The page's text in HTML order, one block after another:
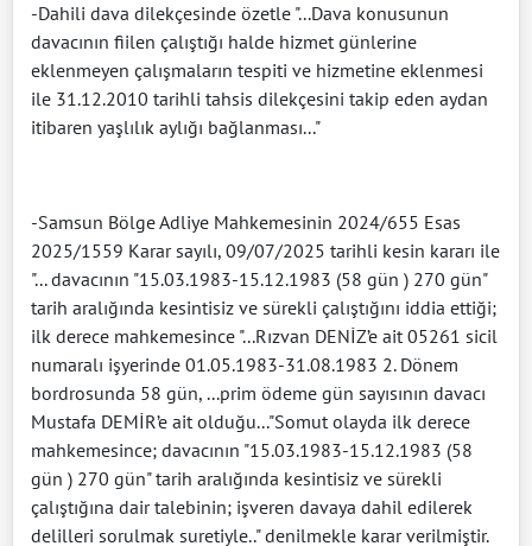
-Dahili dava dilekçesinde özetle "...Dava konusunun
davacının fiilen çalıştığı halde hizmet günlerine
eklenmeyen çalışmaların tespiti ve hizmetine eklenmesi
ile 31.12.2010 tarihli tahsis dilekçesini takip eden aydan
itibaren yaşlılık aylığı bağlanması..."
-Samsun Bölge Adliye Mahkemesinin 2024/655 Esas
2025/1559 Karar sayılı, 09/07/2025 tarihli kesin kararı ile
"... davacının "15.03.1983-15.12.1983 (58 gün ) 270 gün"
tarih aralığında kesintisiz ve sürekli çalıştığını iddia ettiği;
ilk derece mahkemesince "...Rızvan DENİZ’e ait 05261 sicil
numaralı işyerinde 01.05.1983-31.08.1983 2. Dönem
bordrosunda 58 gün, ...prim ödeme gün sayısının davacı
Mustafa DEMİR’e ait olduğu..."Somut olayda ilk derece
mahkemesince; davacının "15.03.1983-15.12.1983 (58
gün ) 270 gün" tarih aralığında kesintisiz ve sürekli
çalıştığına dair talebinin; işveren davaya dahil edilerek
delilleri sorulmak suretiyle.." denilmekle karar verilmiştir.